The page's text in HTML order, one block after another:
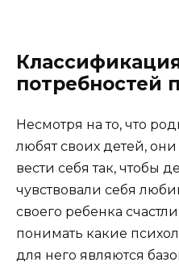
потребностей
Несмотря на то, что
любят своих детей,
вести себя так, чтобы
чувствовали себя
своего ребенка
понимать какие
для него являются